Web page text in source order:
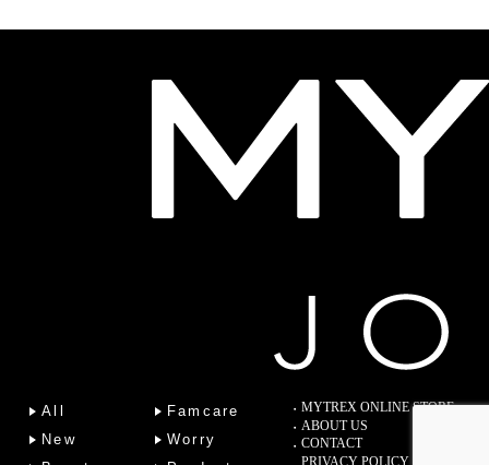
All
New
Famcare
Worry
MYTREX ONLINE STORE
ABOUT US
CONTACT